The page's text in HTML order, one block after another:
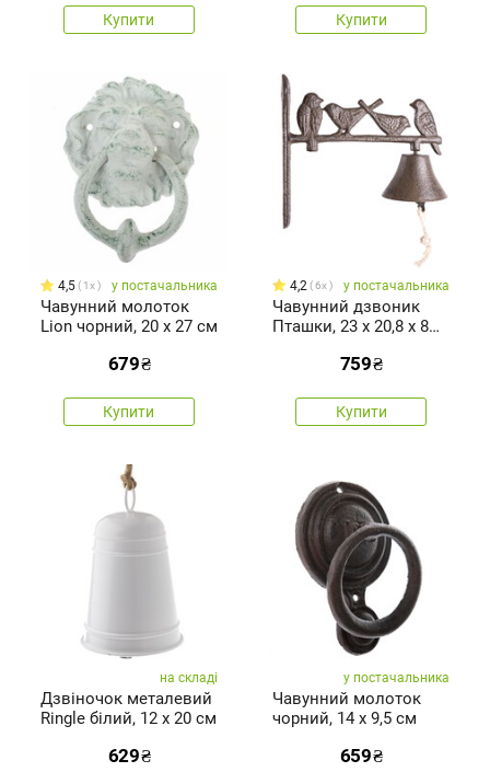
Купити Купити
4,5 1x у постачальника
Чавунний молоток
Lion чорний, 20 x 27 см
679₴
Купити
4,2 6x у постачальника
Чавунний дзвоник
Пташки, 23 x 20,8 x 8
759₴
Купити
на складі
Дзвіночок металевий
Ringle білий, 12 х 20 см
629₴
у постачальника
Чавунний молоток
чорний, 14 x 9,5 см
659₴